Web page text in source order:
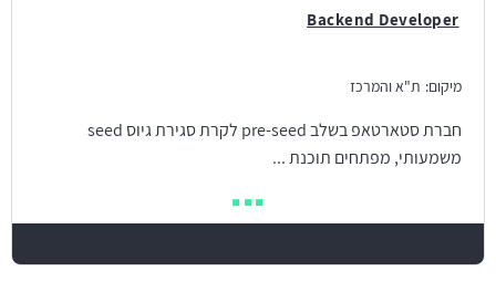
Backend Developer
מיקום: ת"א והמרכז
חברת סטארטאפ בשלב pre-seed לקרת סגירת גיוס seed
משמעותי, מפתחים תוכנת ...